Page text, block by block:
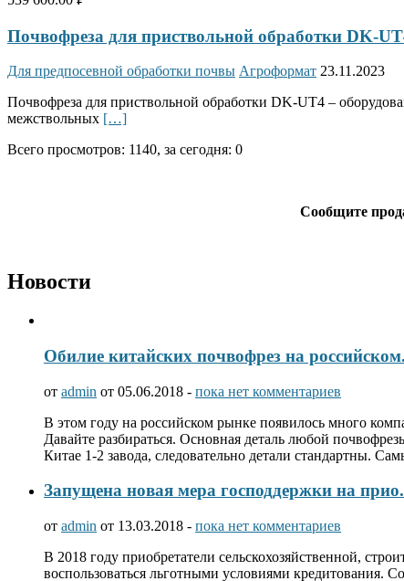
Почвофреза для приствольной обработки DK-
Для предпосевной обработки почвы Агроформат 23.11.2023
Почвофреза для приствольной обработки DK-UT4 –
межствольных […]
Всего просмотров: 1140, за сегодня: 0
Сообщите
Новости
Обилие китайских почвофрез на
от admin от 05.06.2018 - пока нет комментариев
В этом году на российском рынке появилось много
Давайте разбираться. Основная деталь любой
Китае 1-2 завода, следовательно детали стандартны.
Запущена новая мера господдержки на
от admin от 13.03.2018 - пока нет комментариев
В 2018 году приобретатели сельскохозяйственной,
воспользоваться льготными условиями кредитования.